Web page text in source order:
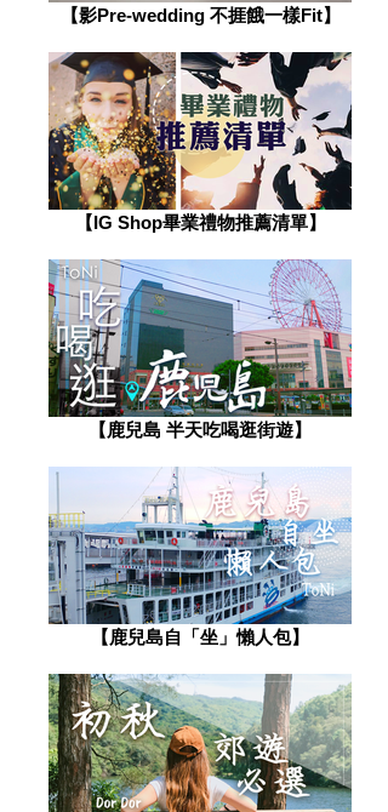
【影Pre-wedding 不捱餓一樣Fit】
​【IG Shop畢業禮物推薦清單】
【鹿兒島 半天吃喝逛街遊】
【鹿兒島自「坐」懶人包】